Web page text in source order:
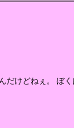
だけどねぇ。 ぼ